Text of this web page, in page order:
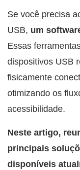
Se você precisa
USB, um
Essas
dispositivos USB
fisicamente
otimizando os
acessibilidade.
Neste artigo,
principais
disponíveis